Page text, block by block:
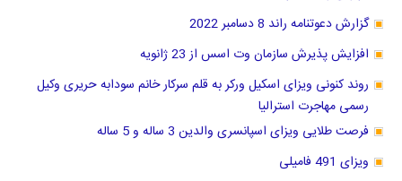
گزارش دعوتنامه راند 8 دسامبر 2022
افزایش پذیرش سازمان وت اسس از 23 ژانویه
روند کنونی ویزای اسکیل ورکر به قلم سرکار خانم سودابه حریری وکیل
رسمی مهاجرت استرالیا
فرصت طلایی ویزای اسپانسری والدین 3 ساله و 5 ساله
ویزای 491 فامیلی